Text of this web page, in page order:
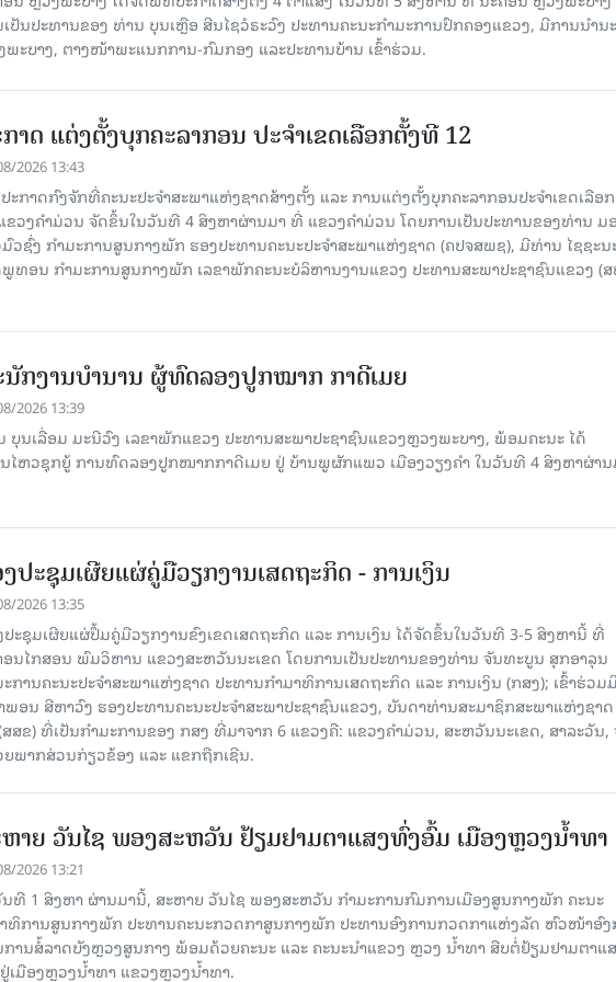
ປັນປະທານຂອງ ທ່ານ ບຸນເຫຼືອ ສີນໄຊວໍຣະວົງ ປະທານຄະນະກຳມະການປົກຄອງແຂວງ, ມີການນຳນ
ພະບາງ, ຕາງໜ້າພະແນກການ-ກົມກອງ ແລະປະທານບ້ານ ເຂົ້າຮ່ວມ.
າດ ແຕ່ງຕັ້ງບຸກຄະລາກອນ ປະຈໍາເຂດເລືອກຕັ້ງທີ 12
2026 13:43
ກາດກົງຈັກທີ່ຄະນະປະຈໍາສະພາແຫ່ງຊາດສ້າງຕັ້ງ ແລະ ການແຕ່ງຕັ້ງບຸກຄະລາກອນປະຈໍາເຂດເລືອ
ຂວງຄຳມ່ວນ ຈັດ​ຂຶ້ນ​ໃນ​ວັນ​ທີ 4 ສິງ​ຫາ​ຜ່ານ​ມາ ທີ່ ແຂວງ​ຄຳ​ມ່ວນ ໂດຍການເປັນປະທານຂອງທ່ານ ມ
ວຊົ່ງ ກຳມະການສູນກາງພັກ ຮອງປະທານຄະນະປະຈໍາສະພາແຫ່ງຊາດ (ຄປຈສພຊ), ມີທ່ານ ໄຊຊະນ
ທອນ ກໍາມະການສູນກາງພັກ ເລຂາພັກຄະນະບໍລິຫານງານແຂວງ ປະທານສະພາປະຊາຊົນແຂວງ (
ກ​ງານ​ບຳ​ນານ ​ຜູ້​ທົດລອງປູກໝາກ ກາດີເມຍ
2026 13:39
ບຸນເລື່ອມ ມະນີວົງ ເລ​ຂາ​ພັກ​ແຂວງ ປະທານສະພາປະຊາຊົນແຂວງຫຼວງພະບາງ, ພ້ອມຄະນະ ໄດ້
ນໄຫວຊຸກຍູ້ ການທົດລອງປູກໝາກກາດີເມຍ ຢູ່ ບ້ານ​ພູ​ຜັກ​ແພວ ເມືອງວຽງຄຳ ໃນ​ວັນ​ທີ 4 ສິງ​ຫາ​ຜ່ານ​
ປະຊຸມເຜີຍແຜ່ຄູ່ມືວຽກງານເສດຖະກິດ - ການເງິນ
2026 13:35
ະຊຸມເຜີຍແຜ່ປຶ້ມຄູ່ມືວຽກງານຂົງເຂດເສດຖະກິດ ແລະ ການເງິນ ໄດ້ຈັດຂຶ້ນໃນວັນທີ 3-5 ສິງຫານີ້ ທີ່
ນໄກສອນ ພົມວິຫານ ແຂວງສະຫວັນນະເຂດ ໂດຍການເປັນປະທານຂອງທ່ານ ຈັນທະບູນ ສຸກອາລຸນ
ການຄະນະປະຈຳສະພາແຫ່ງຊາດ ປະທານກຳມາທິການເສດຖະກິດ ແລະ ການເງິນ (ກສງ); ເຂົ້າຮ່ວມ
ພອນ ສີຫາວົງ ຮອງປະທານຄະນະປະຈຳສະພາປະຊາຊົນແຂວງ, ບັນດາທ່ານສະມາຊິກສະພາແຫ່ງຊາດ
ສຂ) ທີ່ເປັນກໍາມະການຂອງ ກສງ ທີ່ມາຈາກ 6 ແຂວງຄື: ແຂວງຄຳມ່ວນ, ສະຫວັນນະເຂດ, ສາລະວັນ,
ພາກສ່ວນກ່ຽວຂ້ອງ ແລະ ແຂກຖືກເຊີນ.
າຍ ວັນໄຊ ພອງສະຫວັນ ຢ້ຽມຢາມຕາແສງທົ່ງອົ້ມ ເມືອງຫຼວງນໍ້າທາ
2026 13:21
ທີ 1 ສິງຫາ ຜ່ານມານີ້, ສະຫາຍ ວັນໄຊ ພອງສະຫວັນ ກໍາມະການກົມການເມືອງສູນກາງພັກ ຄະນະ
າທິການສູນກາງພັກ ປະທານຄະນະກວດກາສູນກາງພັກ ປະທານອົງການກວດກາແຫ່ງລັດ ຫົວໜ້າອົງ
ການສໍ້ລາດບັງຫຼວງສູນກາງ ພ້ອມດ້ວຍຄະນະ ແລະ ຄະນະນຳແຂວງ ຫຼວງ ນໍ້າທາ ສືບຕໍ່ຢ້ຽມຢາມຕາແ
ເມືອງຫຼວງນໍ້າທາ ແຂວງຫຼວງນໍ້າທາ.